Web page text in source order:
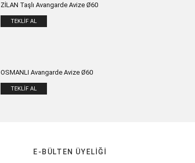
ZİLAN Taşlı Avangarde Avize Ø60
TEKLIF AL
OSMANLI Avangarde Avize Ø60
TEKLIF AL
E-BÜLTEN ÜYELIĞI